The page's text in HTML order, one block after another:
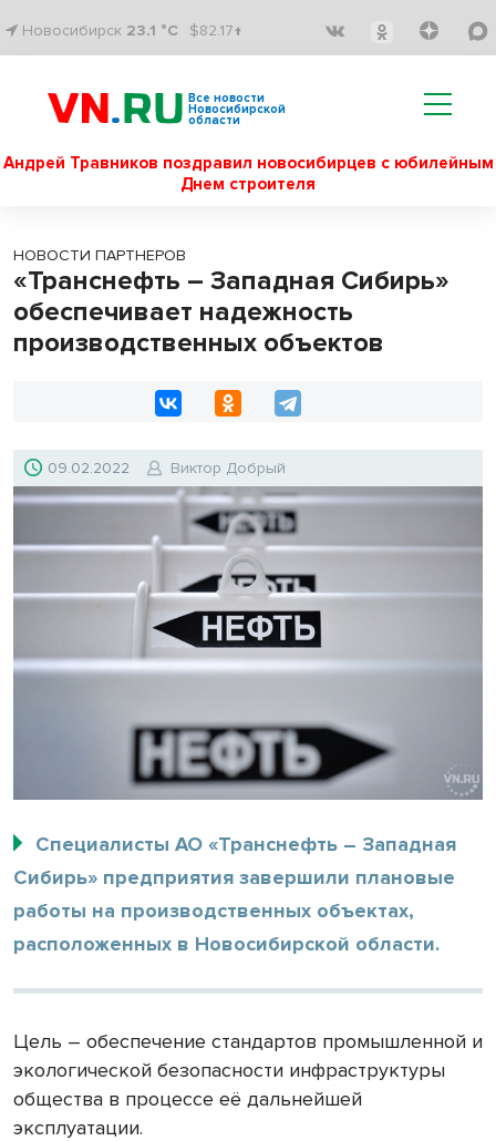
Новосибирск 23.1 °C $82.17↑
Все новости
Новосибирской
области
Андрей Травников поздравил новосибирцев с юбилейным
Днем строителя
НОВОСТИ ПАРТНЕРОВ
«Транснефть – Западная Сибирь»
обеспечивает надежность
производственных объектов
09.02.2022 Виктор Добрый
Специалисты АО «Транснефть – Западная
Сибирь» предприятия завершили плановые
работы на производственных объектах,
расположенных в Новосибирской области.
Цель – обеспечение стандартов промышленной и
экологической безопасности инфраструктуры
общества в процессе её дальнейшей
эксплуатации.